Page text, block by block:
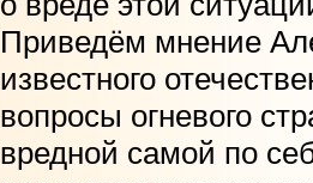
Приведём мнение
известного
вопросы огневого
вредной самой по